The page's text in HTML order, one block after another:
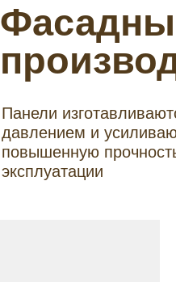
Панели
давлением и
повышенную
эксплуатации